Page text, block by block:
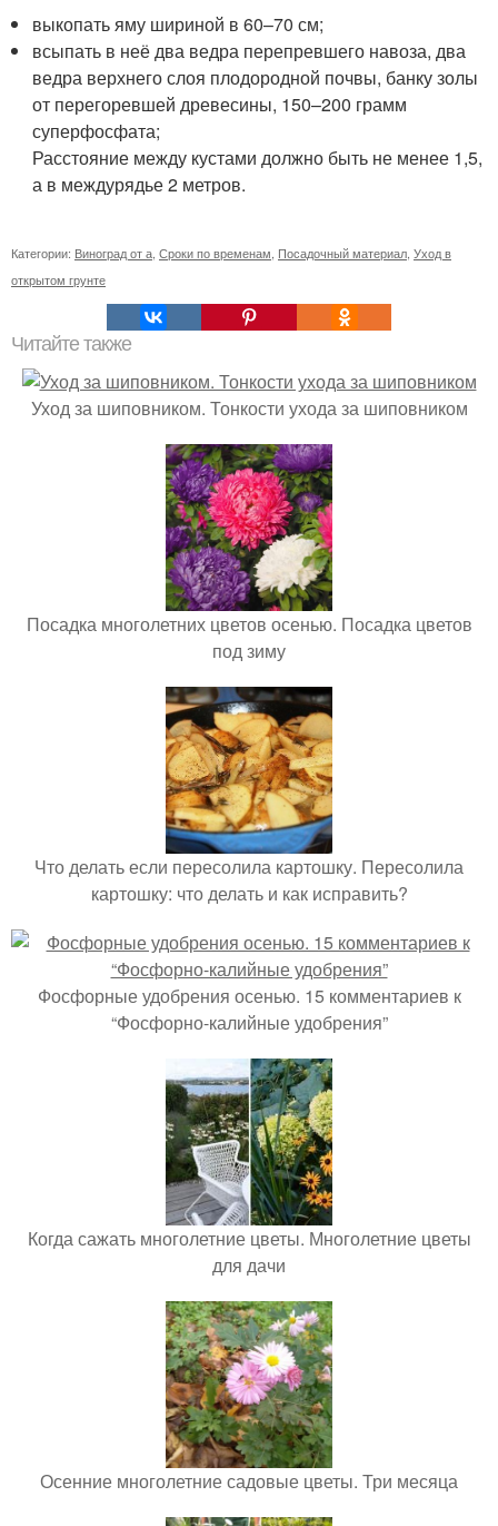
выкопать яму шириной в 60–70 см;
всыпать в неё два ведра перепревшего навоза, два
ведра верхнего слоя плодородной почвы, банку золы
от перегоревшей древесины, 150–200 грамм
суперфосфата;
Расстояние между кустами должно быть не менее 1,5,
а в междурядье 2 метров.
Категории: Виноград от а Сроки по временам Посадочный материал Уход в
открытом грунте
Читайте также
Уход за шиповником. Тонкости ухода за шиповником
Посадка многолетних цветов осенью. Посадка цветов
под зиму
Что делать если пересолила картошку. Пересолила
картошку: что делать и как исправить?
Фосфорные удобрения осенью. 15 комментариев к
“Фосфорно-калийные удобрения”
Когда сажать многолетние цветы. Многолетние цветы
для дачи
Осенние многолетние садовые цветы. Три месяца